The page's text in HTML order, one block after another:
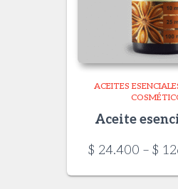
ACEITES
Aceite
$ 24.400 – $